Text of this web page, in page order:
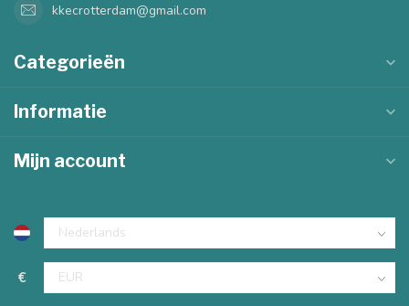
kkecrotterdam@gmail.com
Categorieën
Informatie
Mijn account
€